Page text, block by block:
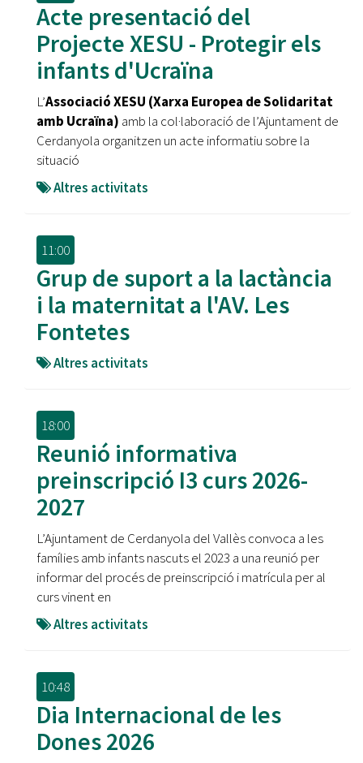
Acte presentació del
Projecte XESU - Protegir els
infants d'Ucraïna
L’Associació XESU (Xarxa Europea de Solidaritat
amb Ucraïna) amb la col·laboració de l’Ajuntament de
Cerdanyola organitzen un acte informatiu sobre la
situació
Altres activitats
11:00
Grup de suport a la lactància
i la maternitat a l'AV. Les
Fontetes
Altres activitats
18:00
Reunió informativa
preinscripció I3 curs 2026-
2027
L’Ajuntament de Cerdanyola del Vallès convoca a les
famílies amb infants nascuts el 2023 a una reunió per
informar del procés de preinscripció i matrícula per al
curs vinent en
Altres activitats
10:48
Dia Internacional de les
Dones 2026